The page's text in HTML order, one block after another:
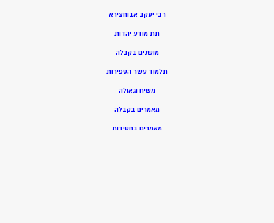
רבי יעקב אבוחצירא
תת מודע יהדות
מושגים בקבלה
תלמוד עשר הספירות
משיח וגאולה
מאמרים בקבלה
מאמרים בחסידות